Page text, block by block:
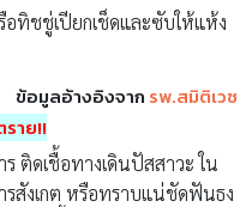
อทิชชู่เปียกเช็ดและซับให้แห้ง
ข้อมูลอ้างอิงจาก รพ.สมิติเวช
าย!!
ติดเชื้อทางเดินปัสสาวะ ใน
รสังเกต หรือทราบแน่ชัดฟันธง